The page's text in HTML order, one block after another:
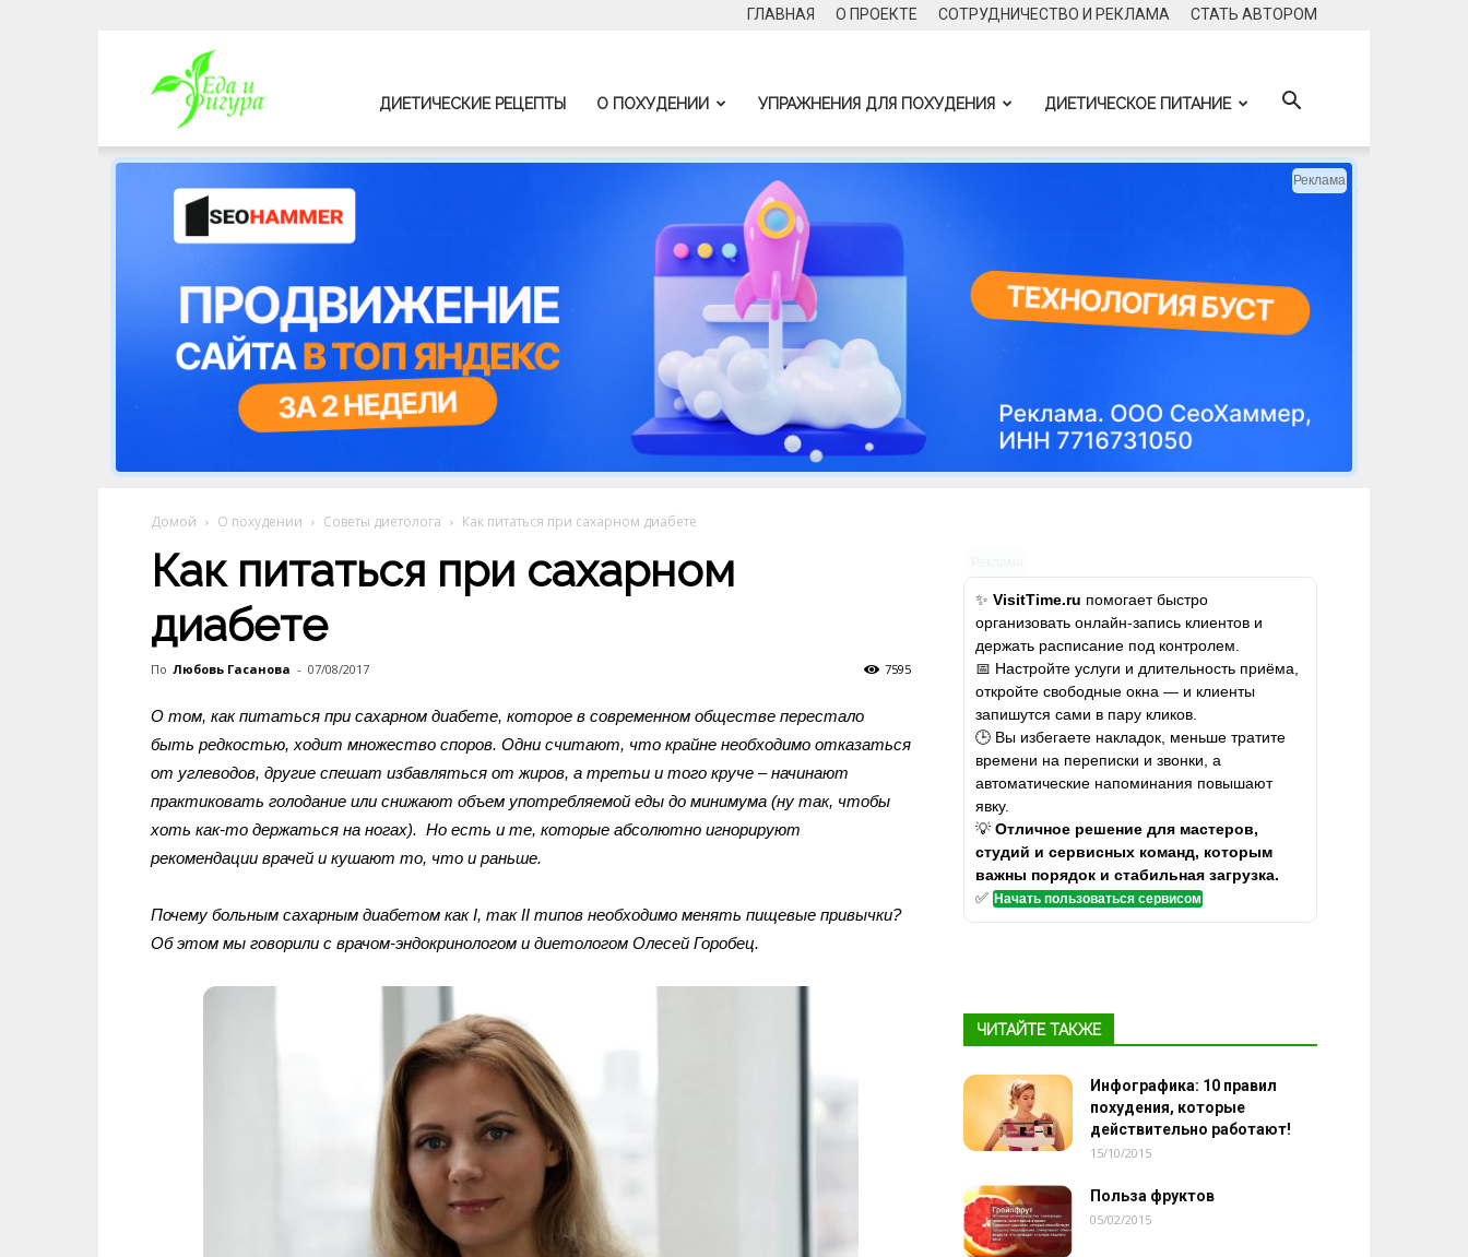
ГЛАВНАЯ О ПРОЕКТЕ СОТРУДНИЧЕСТВО И РЕКЛАМА CТАТЬ АВТОРОМ
фигура
ДИЕТИЧЕСКИЕ РЕЦЕПТЫ О ПОХУДЕНИИ УПРАЖНЕНИЯ ДЛЯ ПОХУДЕНИЯ ДИЕТИЧЕСКОЕ ПИТАНИЕ
Реклама
Домой О похудении Советы диетолога Как питаться при сахарном диабете
Как питаться при сахарном
диабете
По Любовь Гасанова - 07/08/2017 7595
О том, как питаться при сахарном диабете, которое в современном обществе перестало
быть редкостью, ходит множество споров. Одни считают, что крайне необходимо отказаться
от углеводов, другие спешат избавляться от жиров, а третьи и того круче – начинают
практиковать голодание или снижают объем употребляемой еды до минимума (ну так, чтобы
хоть как-то держаться на ногах). Но есть и те, которые абсолютно игнорируют
рекомендации врачей и кушают то, что и раньше.
Почему больным сахарным диабетом как I, так II типов необходимо менять пищевые привычки?
Об этом мы говорили с врачом-эндокринологом и диетологом Олесей Горобец.
✨ VisitTime.ru помогает быстро
организовать онлайн-запись клиентов и
держать расписание под контролем.
📅 Настройте услуги и длительность приёма,
откройте свободные окна — и клиенты
запишутся сами в пару кликов.
🕒 Вы избегаете накладок, меньше тратите
времени на переписки и звонки, а
автоматические напоминания повышают
явку.
💡 Отличное решение для мастеров,
студий и сервисных команд, которым
важны порядок и стабильная загрузка.
✅ Начать пользоваться сервисом
ЧИТАЙТЕ ТАКЖЕ
Инфографика: 10 правил
похудения, которые
действительно работают!
15/10/2015
Польза фруктов
05/02/2015